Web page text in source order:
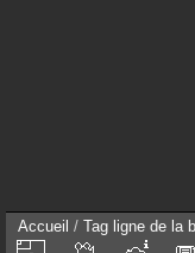
Accueil / Tag ligne de la